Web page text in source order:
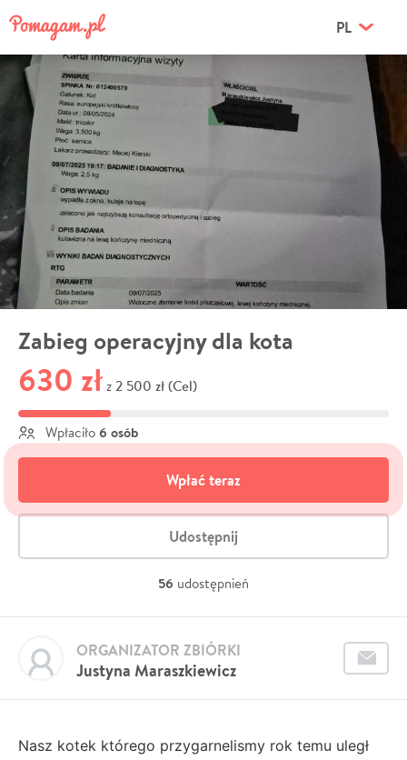
PL
Zabieg operacyjny dla kota
630 zł z 2 500 zł (Cel)
Wpłaciło 6 osób
Wpłać teraz
Udostępnij
56 udostępnień
Justyna Maraszkiewicz
ORGANIZATOR ZBIÓRKI
Nasz kotek którego przygarnelismy rok temu uległ